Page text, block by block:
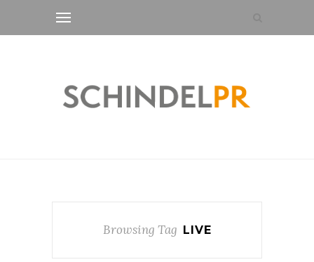
Browsing Tag LIVE